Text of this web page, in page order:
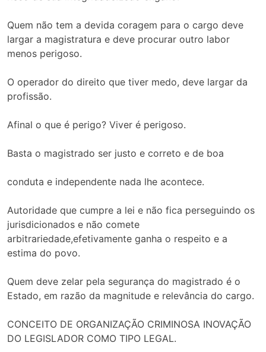
Quem não tem a devida coragem para o cargo deve
largar a magistratura e deve procurar outro labor
menos perigoso.
O operador do direito que tiver medo, deve largar da
profissão.
Afinal o que é perigo? Viver é perigoso.
Basta o magistrado ser justo e correto e de boa
conduta e independente nada lhe acontece.
Autoridade que cumpre a lei e não fica perseguindo os
jurisdicionados e não comete
arbitrariedade,efetivamente ganha o respeito e a
estima do povo.
Quem deve zelar pela segurança do magistrado é o
Estado, em razão da magnitude e relevância do cargo.
CONCEITO DE ORGANIZAÇÃO CRIMINOSA INOVAÇÃO
DO LEGISLADOR COMO TIPO LEGAL.